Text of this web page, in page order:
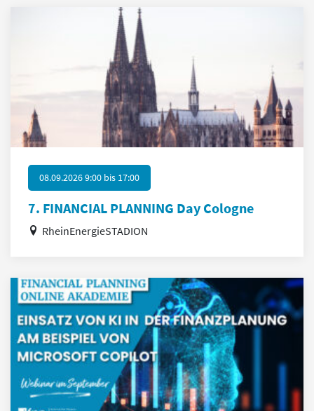
08.09.2026 9:00 bis 17:00
7. FINANCIAL PLANNING Day Cologne
RheinEnergieSTADION